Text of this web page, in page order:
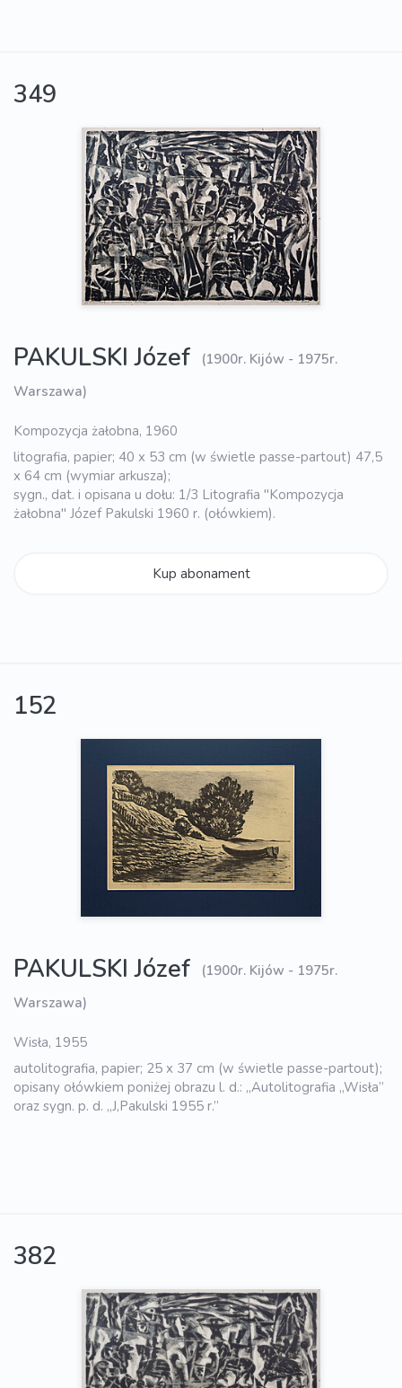
349
PAKULSKI Józef
(1900r. Kijów - 1975r.
Warszawa)
Kompozycja żałobna, 1960
litografia, papier; 40 x 53 cm (w świetle passe-partout) 47,5
x 64 cm (wymiar arkusza);
sygn., dat. i opisana u dołu: 1/3 Litografia "Kompozycja
żałobna" Józef Pakulski 1960 r. (ołówkiem).
Kup abonament
152
PAKULSKI Józef
(1900r. Kijów - 1975r.
Warszawa)
Wisła, 1955
autolitografia, papier; 25 x 37 cm (w świetle passe-partout);
opisany ołówkiem poniżej obrazu l. d.: „Autolitografia „Wisła”
oraz sygn. p. d. „J,Pakulski 1955 r.”
382